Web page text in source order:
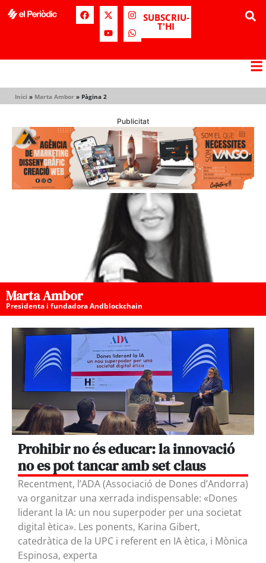
SUBSCRIU-
T'HI
Inici » Marta Ambor » Pàgina 2
Publicitat
Marta Ambor
Presidenta i fundadora Andblockchain
Prohibir no és educar: la innovació
no es pot tancar amb set claus
Recentment, l’ADA (Associació de Dones d’Andorra)
va organitzar una xerrada indispensable: «Dones
liderant la IA: un nou superpoder per una societat
digital ètica». Les ponents, Karina Gibert,
catedràtica de la UPC i referent en IA ètica, i Mònica
Espinosa, experta